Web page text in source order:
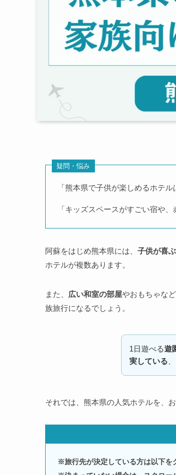
疑問・悩み
「熊本県で子供が楽しめるホテ
「キッズスペースがすごい宿や
阿蘇をはじめ熊本県には、 子供が喜
ホテルが複数あります。
また、 広い和室の部屋やおもちゃな
族旅行になるでしょう。
1日遊べる遊
実している
それでは、熊本県の人気ホテルを、
※旅行先が決定している方は以下を